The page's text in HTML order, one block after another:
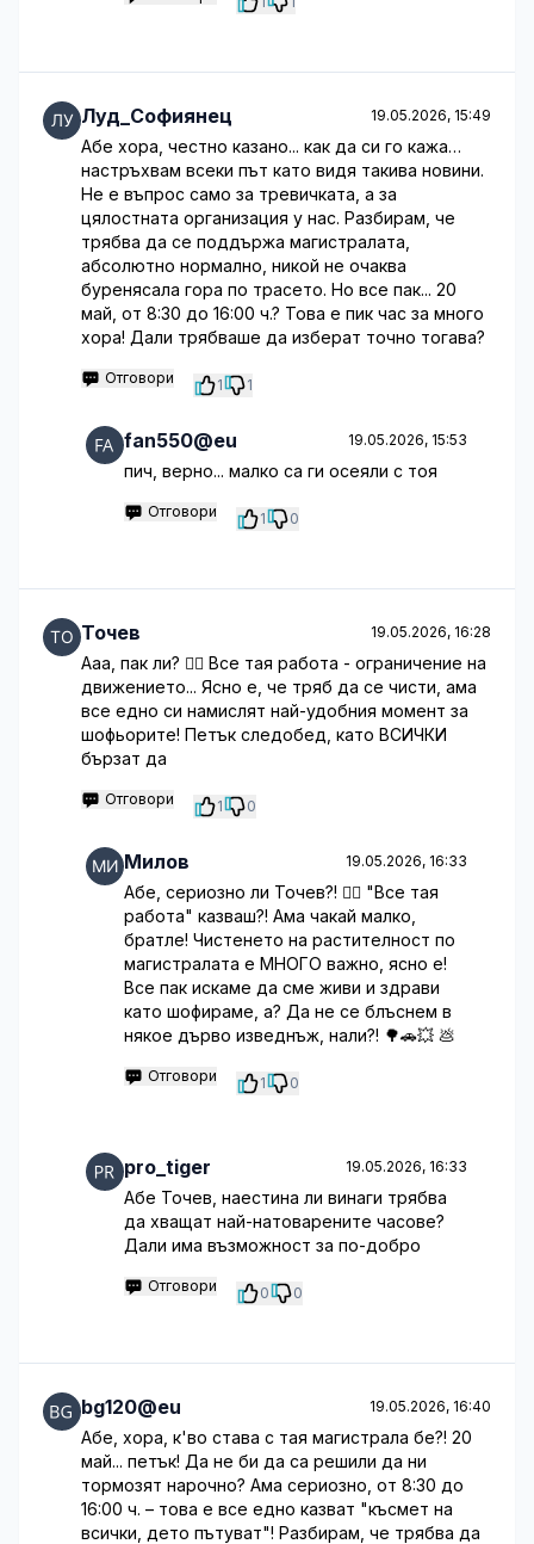
Луд_Софиянец 19.05.2026, 15:49
Абе хора, честно казано... как да си го кажа…
настръхвам всеки път като видя такива новини.
Не е въпрос само за тревичката, а за
цялостната организация у нас. Разбирам, че
трябва да се поддържа магистралата,
абсолютно нормално, никой не очаква
буренясала гора по трасето. Но все пак... 20
май, от 8:30 до 16:00 ч.? Това е пик час за много
хора! Дали трябваше да изберат точно тогава?
Отговори 1 1
fan550@eu 19.05.2026, 15:53
пич, верно... малко са ги осеяли с тоя
Отговори 1 0
Точев 19.05.2026, 16:28
Ааа, пак ли? 🤦‍♂️ Все тая работа - ограничение на
движението... Ясно е, че тряб да се чисти, ама
все едно си намислят най-удобния момент за
шофьорите! Петък следобед, като ВСИЧКИ
бързат да
Отговори 1 0
Милов 19.05.2026, 16:33
Абе, сериозно ли Точев?! 🤦‍♂️ "Все тая
работа" казваш?! Ама чакай малко,
братле! Чистенето на растителност по
магистралата е МНОГО важно, ясно е!
Все пак искаме да сме живи и здрави
като шофираме, а? Да не се блъснем в
някое дърво изведнъж, нали?! 🌳🚗💥 💩
Отговори 1 0
pro_tiger 19.05.2026, 16:33
Абе Точев, наестина ли винаги трябва
да хващат най-натоварените часове?
Дали има възможност за по-добро
Отговори 0 0
bg120@eu 19.05.2026, 16:40
Абе, хора, к'во става с тая магистрала бе?! 20
май... петък! Да не би да са решили да ни
тормозят нарочно? Ама сериозно, от 8:30 до
16:00 ч. – това е все едно казват "късмет на
всички, дето пътуват"! Разбирам, че трябва да